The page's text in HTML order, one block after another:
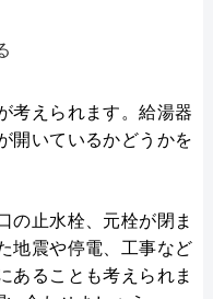
考えられます。給湯器
開いているかどうかを
の止水栓、元栓が閉ま
地震や停電、工事など
あることも考えられま